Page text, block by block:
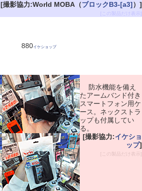
[撮影協力:World MOBA（ブロックB3-[a3]）]
[この製品だけ表示]
880イケショップ
防水機能を備え
たアームバンド付き
スマートフォン用ケ
ース。ネックストラ
ップも付属してい
る。
[撮影協力:イケショ
ップ]
[この製品だけ表示]